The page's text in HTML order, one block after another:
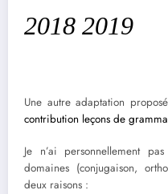
2018 2019
Une autre adaptation
contribution leçons de
Je n’ai personnellement
domaines (conjugaison,
deux raisons :